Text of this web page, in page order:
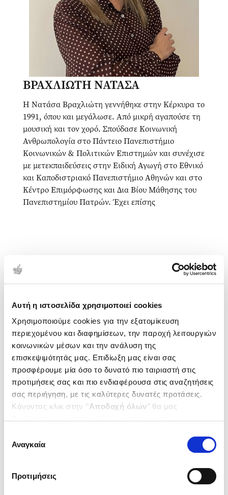
Αυτή η ιστοσελίδα χρησιμοποιεί cookies
Χρησιμοποιούμε cookies για την εξατομίκευση
περιεχομένου και διαφημίσεων, την παροχή λειτουργιών
κοινωνικών μέσων και την ανάλυση της
επισκεψιμότητάς μας. Επιδίωξη μας είναι σας
προσφέρουμε μία όσο το δυνατό πιο ταιριαστή στις
προτιμήσεις σας και πιο ενδιαφέρουσα στις αναζητήσεις
σας περιήγηση, με τις καλύτερες δυνατές προτάσεις.
Κάνοντας κλικ στην ‘’Αποδοχή όλων’’ θα μας
ενδιαφέρουν και να επιλέξετε από τα παρακάτω με την
΄΄και να ενημερωθείτε σχετικά με
συγκατάθεσης
Αναγκαία
Προτιμήσεις
ΒΡΑΧΛΙΩΤΗ ΝΑΤΑΣΑ
Η Νατάσα Βραχλιώτη γεννήθηκε στην Κέρκυρα το
1991, όπου και μεγάλωσε. Από μικρή αγαπούσε τη
μουσική και τον χορό. Σπούδασε Κοινωνική
Ανθρωπολογία στο Πάντειο Πανεπιστήμιο
Κοινωνικών & Πολιτικών Επιστημών και συνέχισε
με μετεκπαιδεύσεις στην Ειδική Αγωγή στο Εθνικό
και Καποδιστριακό Πανεπιστήμιο Αθηνών και στο
Κέντρο Επιμόρφωσης και Δια Βίου Μάθησης του
Πανεπιστημίου Πατρών. Έχει επίσης
χορούς. Το παραμύθι της, «Ο κακόκεφος Βάγιας
κουκουβάγιας», είναι το πρώτο της συγγραφικό
βήμα και κυκλοφορεί από τις εκδόσεις Πνοή.
κουκουβάγιας